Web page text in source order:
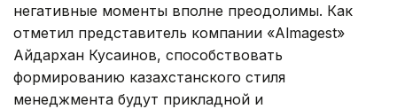
негативные моменты вполне преодолимы. Как
отметил представитель компании «Almagest»
Айдархан Кусаинов, способствовать
формированию казахстанского стиля
менеджмента будут прикладной и